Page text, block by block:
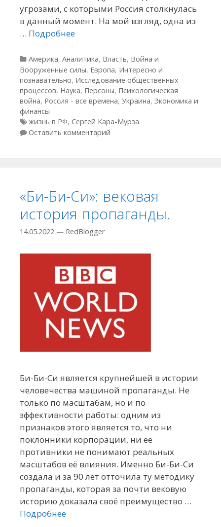
угрозами, с которыми Россия столкнулась
в данный момент. На мой взгляд, одна из
… Подробнее
Рубрики
Америка, Аналитика, Власть, Война и
Вооруженные силы, Европа, Интересно и
познавательно, Исследование общественных
процессов, Наука, Персоны, Психологическая
война, Россия - все времена, Украина, Экономика и
финансы
Метки
жизнь в РФ, Сергей Кара-Мурза
Оставить комментарий
«Би-Би-Си»: вековая
история пропаганды.
14.05.2022 — RedBlogger
Би-Би-Си является крупнейшей в истории
человечества машиной пропаганды. Не
только по масштабам, но и по
эффективности работы: одним из
признаков этого является то, что ни
поклонники корпорации, ни её
противники не понимают реальных
масштабов её влияния. Именно Би-Би-Си
создала и за 90 лет отточила ту методику
пропаганды, которая за почти вековую
историю доказала своё преимущество …
Подробнее